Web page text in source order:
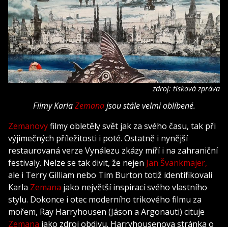
zdroj: tisková zpráva
Filmy KarlaZemanajsou stále velmi oblíbené.
Zemanovyfilmy obletěly svět jak za svého času, tak při
výjimečných příležitosti i poté. Ostatně i nynější
restaurovaná verze Vynálezu zkázy míří i na zahraniční
festivaly. Nelze se tak divit, že nejen Jan Švankmajer,
ale i Terry Gilliam nebo Tim Burton totiž identifikovali
Karla Zemana jako největší inspirací svého vlastního
stylu. Dokonce i otec moderního trikového filmu za
mořem, Ray Harryhousen (Jáson a Argonauti) cituje
Zemana jako zdroj obdivu. Harryhousenova stránka o